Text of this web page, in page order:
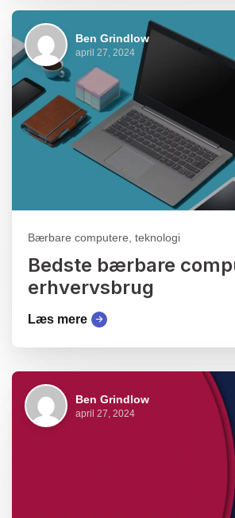
Ben Grindlow
april 27, 2024
Bærbare computere, teknologi
Bedste bærbare
erhvervsbrug
Læs mere
Ben Grindlow
april 27, 2024